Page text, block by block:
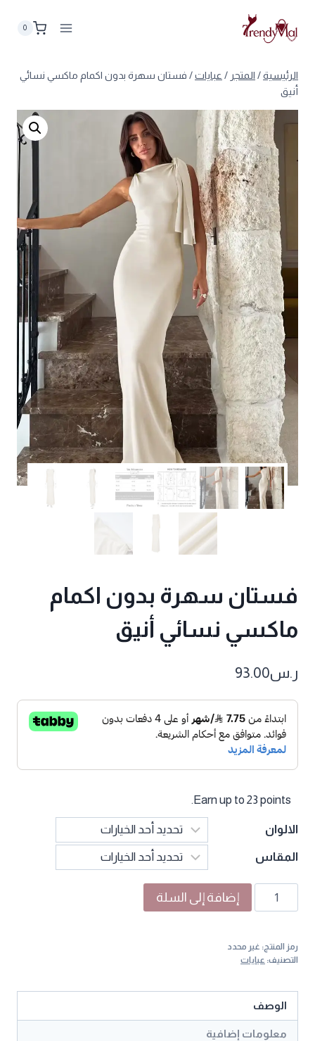
0
الرئيسية/ المتجر / عبايات/ فستان سهرة بدون اكمام ماكسي نسائي
أنيق
فستان سهرة بدون اكمام
ماكسي نسائي أنيق
ر.س93.00
Earn up to 23 points.
الالوان
المقاس
كمية
فستان
بدون
اكمام
نسائي
إضافة إلى السلة
رمز المنتج: غير محدد
التصنيف: عبايات
الوصف
معلومات إضافية